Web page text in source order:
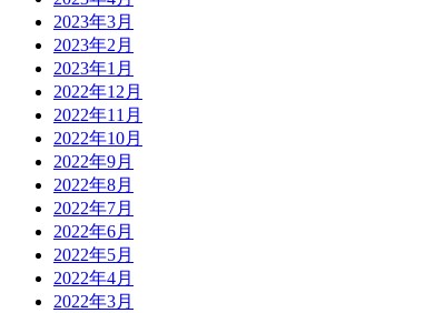
2023年3月
2023年2月
2023年1月
2022年12月
2022年11月
2022年10月
2022年9月
2022年8月
2022年7月
2022年6月
2022年5月
2022年4月
2022年3月